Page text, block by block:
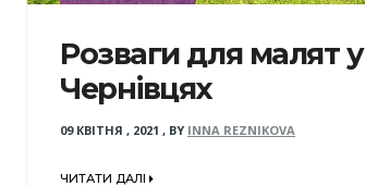
Розваги для малят у
Чернівцях
09 КВІТНЯ , 2021 , BY INNA REZNIKOVA
ЧИТАТИ ДАЛІ